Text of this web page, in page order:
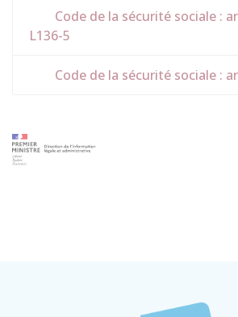
Code de la sécurité sociale :
L136-5
Code de la sécurité sociale :